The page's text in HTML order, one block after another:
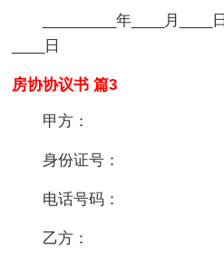
_________年____月____
____日
房协协议书 篇3
甲方：
身份证号：
电话号码：
乙方：